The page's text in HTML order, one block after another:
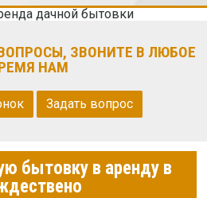
дачной бытовки
ЗВОНИТЕ В ЛЮБОЕ
НАМ
Задать вопрос
бытовку в аренду в